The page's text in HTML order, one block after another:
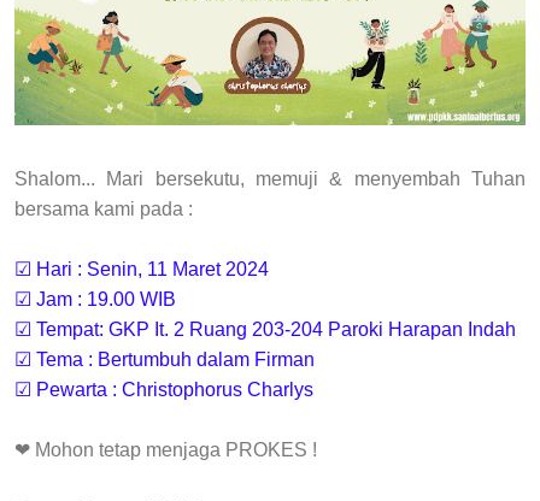
Shalom... Mari bersekutu, memuji & menyembah Tuhan
bersama kami pada :
☑ Hari : Senin, 11 Maret 2024
☑ Jam : 19.00 WIB
☑ Tempat: GKP It. 2 Ruang 203-204 Paroki Harapan Indah
☑ Tema : Bertumbuh dalam Firman
☑ Pewarta : Christophorus Charlys
❤ Mohon tetap menjaga PROKES !